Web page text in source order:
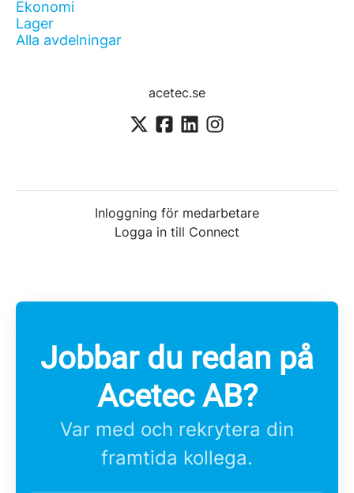
Ekonomi
Lager
Alla avdelningar
acetec.se
Inloggning för medarbetare
Logga in till Connect
Jobbar du redan på
Acetec AB?
Var med och rekrytera din
framtida kollega.